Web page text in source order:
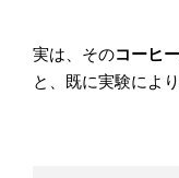
実は、そのコーヒ
と、既に実験によ